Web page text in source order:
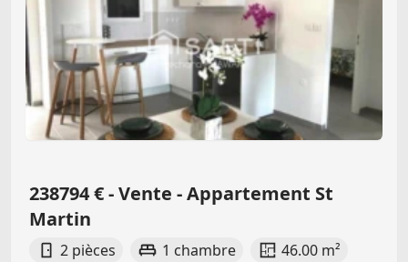
238794 € - Vente - Appartement St
Martin
2 pièces 1 chambre
46.00 m²